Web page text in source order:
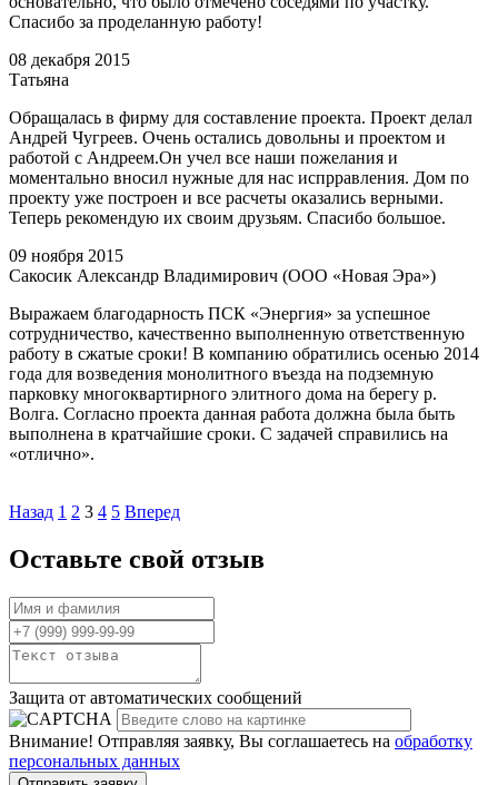
Спасибо за проделанную работу!
08 декабря 2015
Татьяна
Обращалась в фирму для составление проекта. Проект делал
Андрей Чугреев. Очень остались довольны и проектом и
работой с Андреем.Он учел все наши пожелания и
моментально вносил нужные для нас испрравления. Дом по
проекту уже построен и все расчеты оказались верными.
Теперь рекомендую их своим друзьям. Спасибо большое.
09 ноября 2015
Сакосик Александр Владимирович (ООО «Новая Эра»)
Выражаем благодарность ПСК «Энергия» за успешное
сотрудничество, качественно выполненную ответственную
работу в сжатые сроки! В компанию обратились осенью 2014
года для возведения монолитного въезда на подземную
парковку многоквартирного элитного дома на берегу р.
Волга. Согласно проекта данная работа должна была быть
выполнена в кратчайшие сроки. С задачей справились на
«отлично».
Назад 1 2 3 4 5 Вперед
Оставьте свой отзыв
Защита от автоматических сообщений
Внимание! Отправляя заявку, Вы соглашаетесь на обработку
персональных данных